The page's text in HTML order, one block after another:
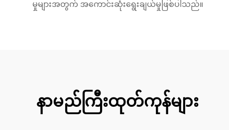
မှုများအတွက် အကောင်းဆုံးရွေးချယ်မှုဖြစ်ပါသည်။
နာမည်ကြီးထုတ်ကုန်များ